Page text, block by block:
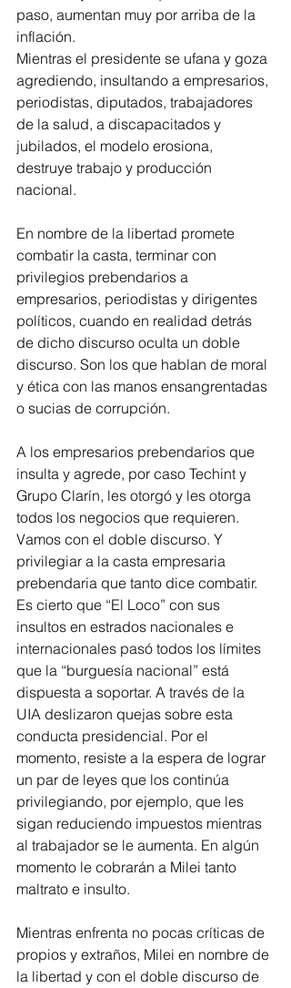
paso, aumentan muy por arriba de la
inflación.
Mientras el presidente se ufana y goza
agrediendo, insultando a empresarios,
periodistas, diputados, trabajadores
de la salud, a discapacitados y
jubilados, el modelo erosiona,
destruye trabajo y producción
nacional.
En nombre de la libertad promete
combatir la casta, terminar con
privilegios prebendarios a
empresarios, periodistas y dirigentes
políticos, cuando en realidad detrás
de dicho discurso oculta un doble
discurso. Son los que hablan de moral
y ética con las manos ensangrentadas
o sucias de corrupción.
A los empresarios prebendarios que
insulta y agrede, por caso Techint y
Grupo Clarín, les otorgó y les otorga
todos los negocios que requieren.
Vamos con el doble discurso. Y
privilegiar a la casta empresaria
prebendaria que tanto dice combatir.
Es cierto que “El Loco” con sus
insultos en estrados nacionales e
internacionales pasó todos los límites
que la “burguesía nacional” está
dispuesta a soportar. A través de la
UIA deslizaron quejas sobre esta
conducta presidencial. Por el
momento, resiste a la espera de lograr
un par de leyes que los continúa
privilegiando, por ejemplo, que les
sigan reduciendo impuestos mientras
al trabajador se le aumenta. En algún
momento le cobrarán a Milei tanto
maltrato e insulto.
Mientras enfrenta no pocas críticas de
propios y extraños, Milei en nombre de
la libertad y con el doble discurso de